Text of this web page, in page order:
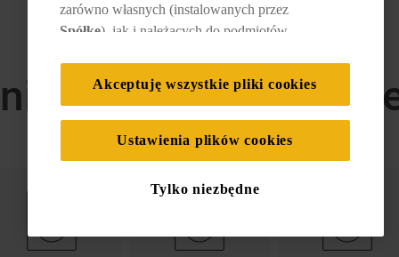
dotyczące
zarówno własnych (instalowanych przez
Spółkę), jak i należących do podmiotów
komfortu oraz personalizację przeglądania
rozróżnianie użytkowników (analityczne pliki
cookie), a także wyświetlanie reklam
dostosowanych do zainteresowań użytkownika
– również w serwisach zewnętrznych i na
i profilujące pliki cookie).
Akceptuję wszystkie pliki cookies
Ustawienia plików cookies
Tylko niezbędne